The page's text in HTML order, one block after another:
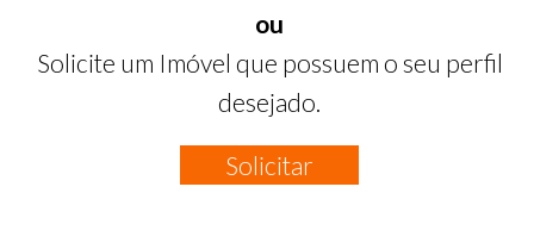
ou
Solicite um Imóvel que possuem o seu perfil
desejado.
Solicitar